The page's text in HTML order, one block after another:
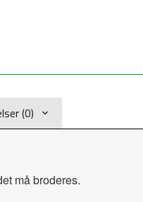
(0)
må broderes.